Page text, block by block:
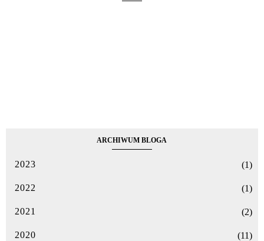
ARCHIWUM BLOGA
2023 (1)
2022 (1)
2021 (2)
2020 (11)